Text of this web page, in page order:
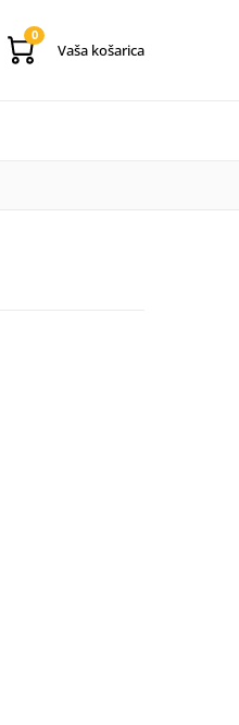
0
Vaša košarica